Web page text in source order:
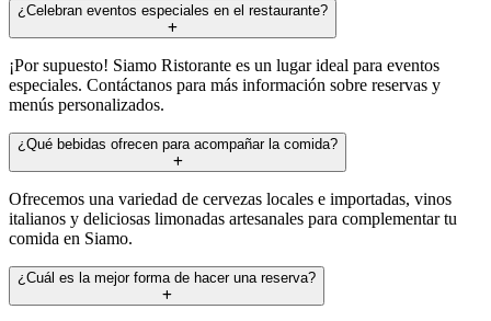
¿Celebran eventos especiales en el restaurante?
¡Por supuesto! Siamo Ristorante es un lugar ideal para eventos
especiales. Contáctanos para más información sobre reservas y
menús personalizados.
¿Qué bebidas ofrecen para acompañar la comida?
Ofrecemos una variedad de cervezas locales e importadas, vinos
italianos y deliciosas limonadas artesanales para complementar tu
comida en Siamo.
¿Cuál es la mejor forma de hacer una reserva?